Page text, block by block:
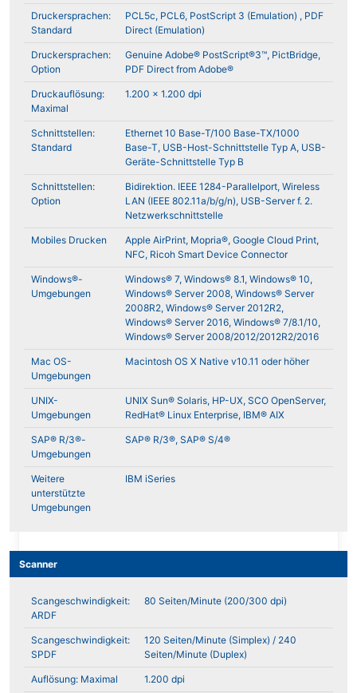
Druckersprachen:
Standard
PCL5c, PCL6, PostScript 3 (Emulation) , PDF
Direct (Emulation)
Druckersprachen:
Option
Genuine Adobe® PostScript®3™, PictBridge,
PDF Direct from Adobe®
Druckauflösung:
Maximal
1.200 x 1.200 dpi
Schnittstellen:
Standard
Ethernet 10 Base-T/100 Base-TX/1000
Base-T, USB-Host-Schnittstelle Typ A, USB-
Geräte-Schnittstelle Typ B
Schnittstellen:
Option
Bidirektion. IEEE 1284-Parallelport, Wireless
LAN (IEEE 802.11a/b/g/n), USB-Server f. 2.
Netzwerkschnittstelle
Mobiles Drucken
Apple AirPrint, Mopria®, Google Cloud Print,
NFC, Ricoh Smart Device Connector
Windows®-
Umgebungen
Windows® 7, Windows® 8.1, Windows® 10,
Windows® Server 2008, Windows® Server
2008R2, Windows® Server 2012R2,
Windows® Server 2016, Windows® 7/8.1/10,
Windows® Server 2008/2012/2012R2/2016
Mac OS-
Umgebungen
Macintosh OS X Native v10.11 oder höher
UNIX-
Umgebungen
UNIX Sun® Solaris, HP-UX, SCO OpenServer,
RedHat® Linux Enterprise, IBM® AIX
SAP® R/3®-
Umgebungen
SAP® R/3®, SAP® S/4®
Weitere
unterstützte
Umgebungen
IBM iSeries
Scanner
Scangeschwindigkeit:
ARDF
80 Seiten/Minute (200/300 dpi)
Scangeschwindigkeit:
SPDF
120 Seiten/Minute (Simplex) / 240
Seiten/Minute (Duplex)
Auflösung: Maximal 1.200 dpi